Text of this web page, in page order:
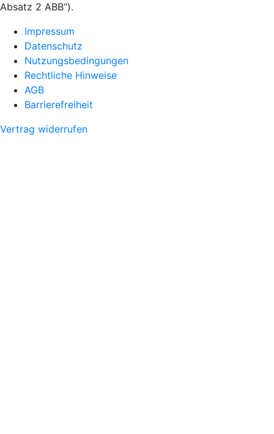
Absatz 2 ABB“).
Impressum
Datenschutz
Nutzungsbedingungen
Rechtliche Hinweise
AGB
Barrierefreiheit
Vertrag widerrufen